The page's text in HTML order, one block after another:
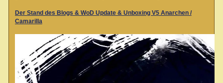
Der Stand des Blogs & WoD Update & Unboxing V5 Anarchen /
Camarilla